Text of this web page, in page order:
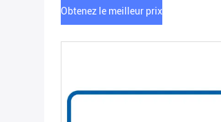
Obtenez le meilleur prix